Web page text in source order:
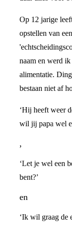
Op 12 jarige
opstellen van
naam en werd
alimentatie.
bestaan niet af
‘Hij heeft weer
wil jij papa wel
,
‘Let je wel een
bent?’
en
‘Ik wil graag de